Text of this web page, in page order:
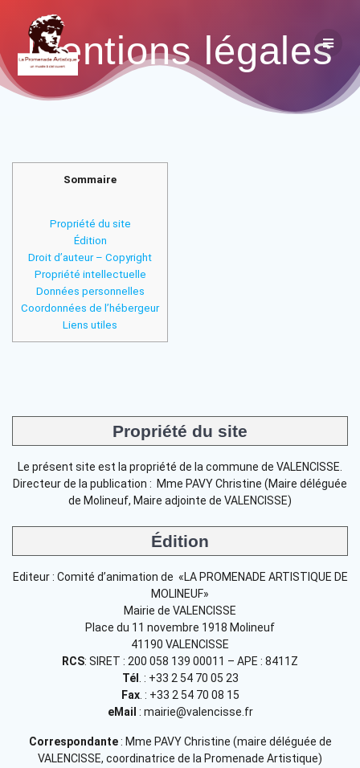
Mentions légales
Sommaire
Propriété du site
Édition
Droit d’auteur – Copyright
Propriété intellectuelle
Données personnelles
Coordonnées de l’hébergeur
Liens utiles
Propriété du site
Le présent site est la propriété de la commune de VALENCISSE.
Directeur de la publication : Mme PAVY Christine (Maire déléguée
de Molineuf, Maire adjointe de VALENCISSE)
Édition
Editeur : Comité d’animation de «LA PROMENADE ARTISTIQUE DE
MOLINEUF»
Mairie de VALENCISSE
Place du 11 novembre 1918 Molineuf
41190 VALENCISSE
RCS: SIRET : 200 058 139 00011 – APE : 8411Z
Tél . : +33 2 54 70 05 23
Fax. : +33 2 54 70 08 15
eMail : mairie@valencisse.fr
Correspondante: Mme PAVY Christine (maire déléguée de
VALENCISSE, coordinatrice de la Promenade Artistique)